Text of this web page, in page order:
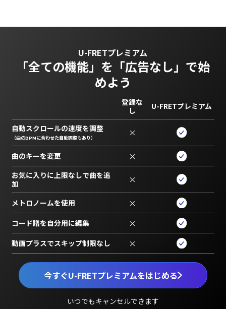
U-FRETプレミアム
「全ての機能」を 「広告なし」で始
めよう
今すぐU-FRETプレミアムをはじめる
いつでもキャンセルできます
登録な
し
U-FRETプレミアム
自動スクロールの速度を調整
（曲のBPMに合わせた自動調整もあり） ×
曲のキーを変更 ×
お気に入りに上限なしで曲を追
加
×
メトロノームを使用 ×
コード譜を自分用に編集 ×
動画プラスでスキップ制限なし ×